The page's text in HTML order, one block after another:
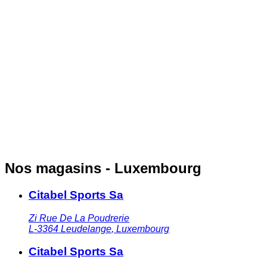
Nos magasins - Luxembourg
Citabel Sports Sa
Zi Rue De La Poudrerie
L-3364 Leudelange, Luxembourg
Citabel Sports Sa